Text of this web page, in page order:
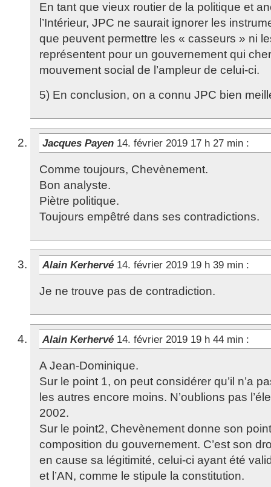
En tant que vieux routier de la politique et
l’Intérieur, JPC ne saurait ignorer les
que peuvent permettre les « casseurs » ni
représentent pour un gouvernement qui
mouvement social de l’ampleur de celui-ci.
5) En conclusion, on a connu JPC bien
Jacques Payen 14. février 2019 17 h 27 min :
Comme toujours, Chevènement.
Bon analyste.
Piètre politique.
Toujours empêtré dans ses contradictions.
Alain Kerhervé 14. février 2019 19 h 39 min :
Je ne trouve pas de contradiction.
Alain Kerhervé 14. février 2019 19 h 44 min :
A Jean-Dominique.
Sur le point 1, on peut considérer qu’il n’a
les autres encore moins. N’oublions pas
2002.
Sur le point2, Chevènement donne son
composition du gouvernement. C’est son
en cause sa légitimité, celui-ci ayant été
et l’AN, comme le stipule la constitution.